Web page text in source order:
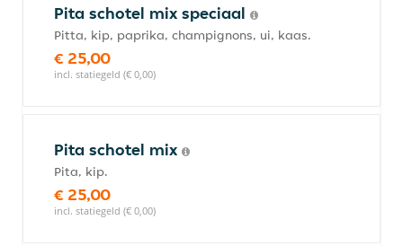
Pita schotel mix speciaal
Pitta, kip, paprika, champignons, ui, kaas.
€ 25,00
incl. statiegeld (€ 0,00)
Pita schotel mix
Pita, kip.
€ 25,00
incl. statiegeld (€ 0,00)